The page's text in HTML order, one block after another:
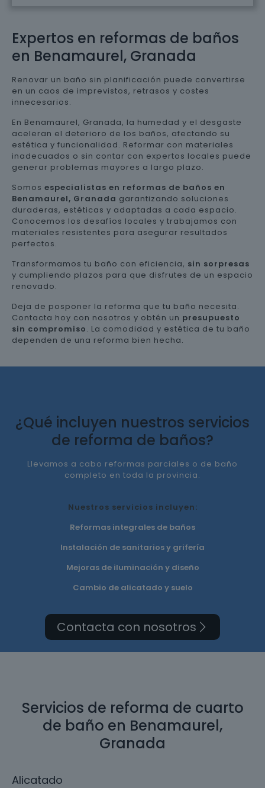
Expertos en reformas de baños
en Benamaurel, Granada
Renovar un baño sin planificación puede convertirse
en un caos de imprevistos, retrasos y costes
innecesarios.
En Benamaurel, Granada, la humedad y el desgaste
aceleran el deterioro de los baños, afectando su
estética y funcionalidad. Reformar con materiales
inadecuados o sin contar con expertos locales puede
generar problemas mayores a largo plazo.
Somos especialistas en reformas de baños en
Benamaurel, Granada garantizando soluciones
duraderas, estéticas y adaptadas a cada espacio.
Conocemos los desafíos locales y trabajamos con
materiales resistentes para asegurar resultados
perfectos.
Transformamos tu baño con eficiencia, sin sorpresas
y cumpliendo plazos para que disfrutes de un espacio
renovado.
Deja de posponer la reforma que tu baño necesita.
Contacta hoy con nosotros y obtén un presupuesto
sin compromiso. La comodidad y estética de tu baño
dependen de una reforma bien hecha.
¿Qué incluyen nuestros servicios
de reforma de baños?
Llevamos a cabo reformas parciales o de baño
completo en toda la provincia.
Nuestros servicios incluyen:
Reformas integrales de baños
Instalación de sanitarios y grifería
Mejoras de iluminación y diseño
Cambio de alicatado y suelo
Contacta con nosotros
Servicios de reforma de cuarto
de baño en Benamaurel,
Granada
Alicatado